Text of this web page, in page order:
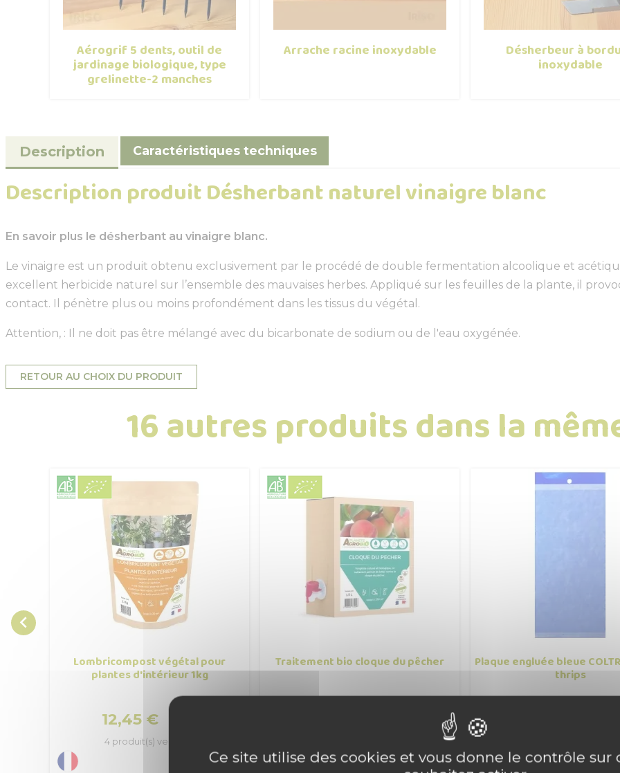
Aérogrif 5 dents, outil de
jardinage biologique, type
grelinette-2 manches
Arrache racine inoxydable Désherbeur à
inoxydable
Description Caractéristiques techniques
Description produit Désherbant naturel vinaigre blanc
En savoir plus le désherbant au vinaigre blanc.
Le vinaigre est un produit obtenu exclusivement par le procédé de double fermentation alcoolique et
excellent herbicide naturel sur l’ensemble des mauvaises herbes. Appliqué sur les feuilles de la plante, il
contact. Il pénètre plus ou moins profondément dans les tissus du végétal.
Attention, : Il ne doit pas être mélangé avec du bicarbonate de sodium ou de l'eau oxygénée.
RETOUR AU CHOIX DU PRODUIT
16 autres produits dans la

Lombricompost végétal pour
plantes d'intérieur 1kg
Prix
12,45 €
4 produit(s) vendu(s)
Traitement bio cloque du pêcher Plaque engluée bleue
thrips
Ce site utilise des cookies et vous donne le contrôle sur